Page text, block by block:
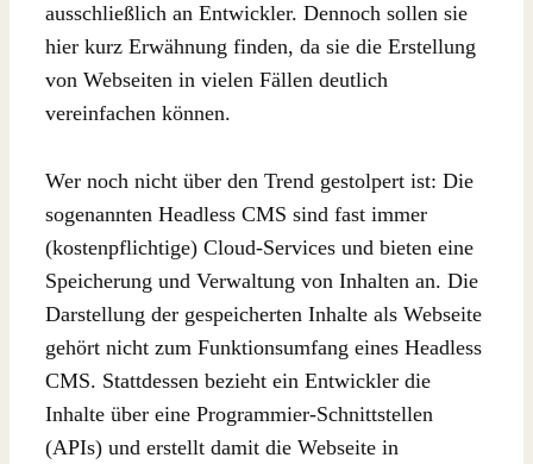
ausschließlich an Entwickler. Dennoch sollen sie
hier kurz Erwähnung finden, da sie die Erstellung
von Webseiten in vielen Fällen deutlich
vereinfachen können.
Wer noch nicht über den Trend gestolpert ist: Die
sogenannten Headless CMS sind fast immer
(kostenpflichtige) Cloud-Services und bieten eine
Speicherung und Verwaltung von Inhalten an. Die
Darstellung der gespeicherten Inhalte als Webseite
gehört nicht zum Funktionsumfang eines Headless
CMS. Stattdessen bezieht ein Entwickler die
Inhalte über eine Programmier-Schnittstellen
(APIs) und erstellt damit die Webseite in